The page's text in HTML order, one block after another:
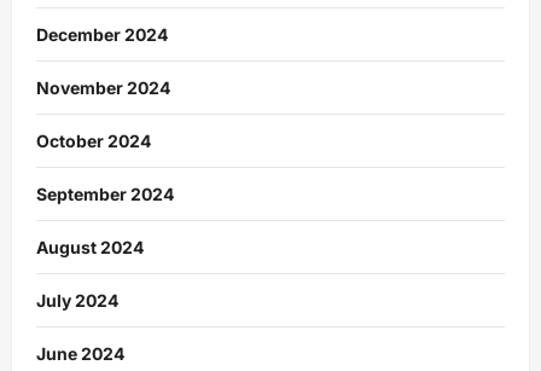
December 2024
November 2024
October 2024
September 2024
August 2024
July 2024
June 2024